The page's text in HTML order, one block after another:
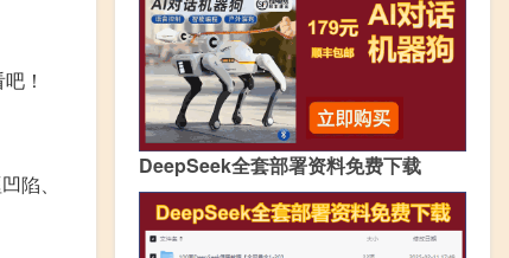
！
陷、
DeepSeek全套部署资料免费下载